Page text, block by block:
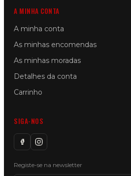
A MINHA CONTA
A minha conta
As minhas encomendas
As minhas moradas
Detalhes da conta
Carrinho
SIGA-NOS
Registe-se na newsletter